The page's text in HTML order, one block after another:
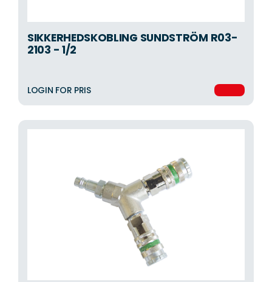
SIKKERHEDSKOBLING SUNDSTRÖM R03-
2103 - 1/2
LOGIN FOR PRIS